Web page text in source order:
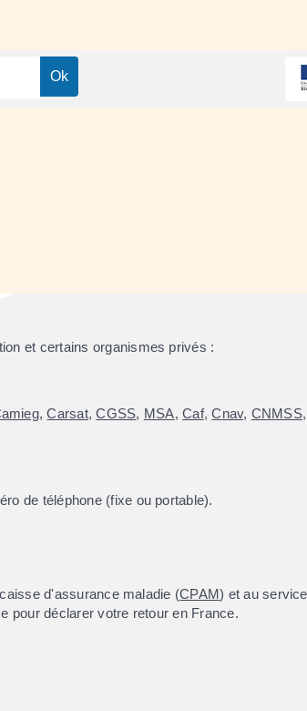
et certains organismes privés :
,Carsat,CGSS, MSA,Caf,Cnav, CNMSS
de téléphone (fixe ou portable).
d'assurance maladie (CPAM) et au
pour déclarer votre retour en France.